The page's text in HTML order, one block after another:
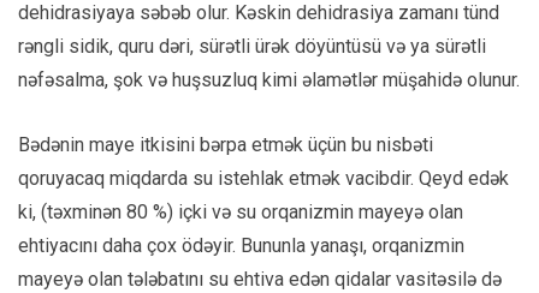
dehidrasiyaya səbəb olur. Kəskin dehidrasiya zamanı tünd
rəngli sidik, quru dəri, sürətli ürək döyüntüsü və ya sürətli
nəfəsalma, şok və huşsuzluq kimi əlamətlər müşahidə olunur.
Bədənin maye itkisini bərpa etmək üçün bu nisbəti
qoruyacaq miqdarda su istehlak etmək vacibdir. Qeyd edək
ki, (təxminən 80 %) içki və su orqanizmin mayeyə olan
ehtiyacını daha çox ödəyir. Bununla yanaşı, orqanizmin
mayeyə olan tələbatını su ehtiva edən qidalar vasitəsilə də